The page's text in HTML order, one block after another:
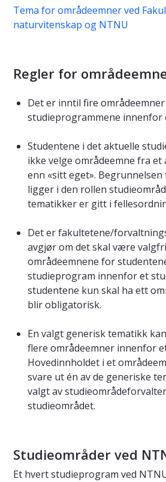
Tema for områdeemner ved
naturvitenskap og NTNU
Regler for
Det er inntil fire
studieprogrammene innenfor
Studentene i det aktuelle
ikke velge områdeemne fra
enn «sitt eget».
ligger i den rollen
tematikker er gitt i
Det er fakultetene/
avgjør om det skal være
områdeemnene for
studieprogram innenfor et
studentene kun skal ha ett
blir obligatorisk.
En valgt generisk tematikk
flere områdeemner innenfor
Hovedinnholdet i et
svare ut én av de generiske
valgt av
studieområdet.
Studieområder ved
Et hvert studieprogram ved